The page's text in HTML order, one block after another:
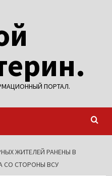
ПОРТАЛ.
ЖИТЕЛЕЙ РАНЕНЫ В
СО СТОРОНЫ ВСУ